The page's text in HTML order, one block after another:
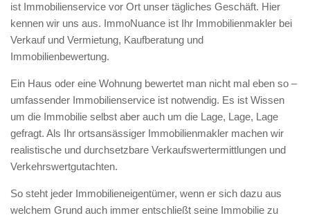
ist Immobilienservice vor Ort unser tägliches Geschäft. Hier
kennen wir uns aus. ImmoNuance ist Ihr Immobilienmakler bei
Verkauf und Vermietung, Kaufberatung und
Immobilienbewertung.
Ein Haus oder eine Wohnung bewertet man nicht mal eben so –
umfassender Immobilienservice ist notwendig. Es ist Wissen
um die Immobilie selbst aber auch um die Lage, Lage, Lage
gefragt. Als Ihr ortsansässiger Immobilienmakler machen wir
realistische und durchsetzbare Verkaufswertermittlungen und
Verkehrswertgutachten.
So steht jeder Immobilieneigentümer, wenn er sich dazu aus
welchem Grund auch immer entschließt seine Immobilie zu